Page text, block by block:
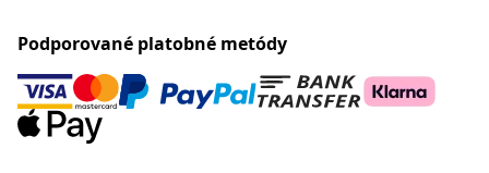
Podporované platobné metódy